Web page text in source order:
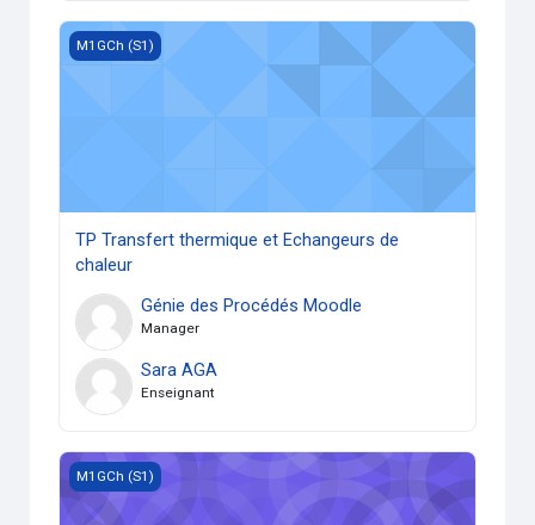
TP Transfert thermique et Echangeurs de chaleur
M1GCh (S1)
TP Transfert thermique et Echangeurs de
chaleur
Génie des Procédés Moodle
Manager
Sara AGA
Enseignant
TP Opérations unitaires I
M1GCh (S1)